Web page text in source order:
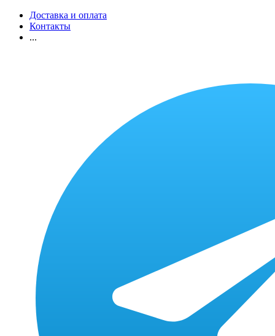
Доставка и оплата
Контакты
...